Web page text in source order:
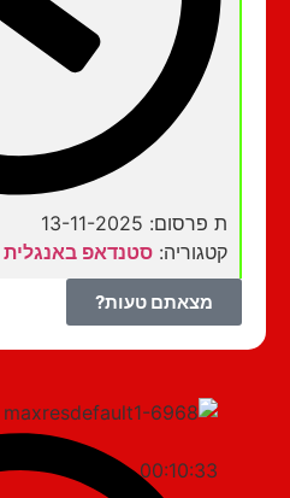
ת פרסום: 13-11-2025
קטגוריה:סטנדאפ באנגלית
מצאתם טעות?
00:10:33